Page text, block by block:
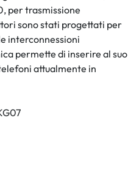
per trasmissione
sono stati progettati per
interconnessioni
permette di inserire al suo
attualmente in